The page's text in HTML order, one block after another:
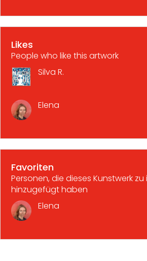
Likes
People who like this artwork
Silva R.
Elena
Favoriten
Personen, die dieses Kunstwerk
hinzugefügt haben
Elena